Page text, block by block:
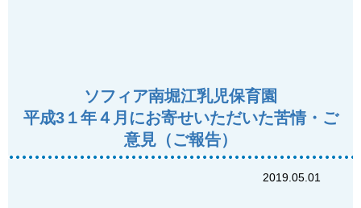
ソフィア南堀江乳児保育園
平成3１年４月にお寄せいただいた苦情・ご
意見（ご報告）
2019.05.01